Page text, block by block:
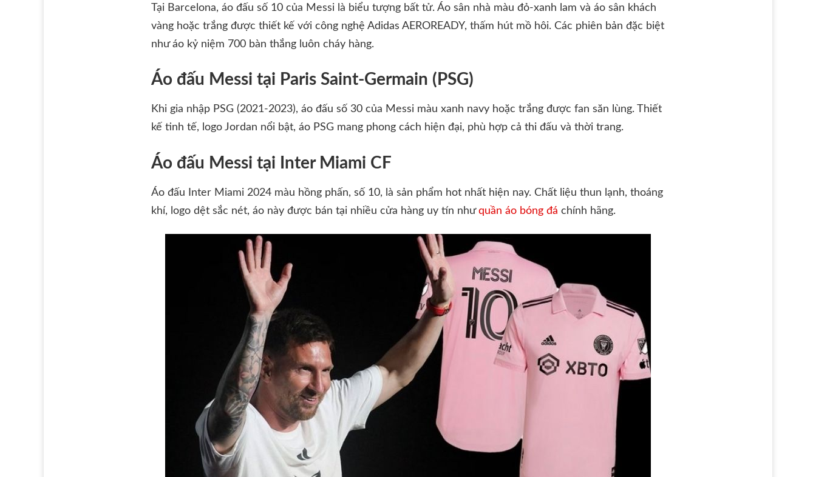
Tại Barcelona, áo đấu số 10 của Messi là biểu tượng bất tử. Áo sân nhà màu đỏ-xanh lam và áo sân khách
vàng hoặc trắng được thiết kế với công nghệ Adidas AEROREADY, thấm hút mồ hôi. Các phiên bản đặc biệt
như áo kỷ niệm 700 bàn thắng luôn cháy hàng.
Áo đấu Messi tại Paris Saint-Germain (PSG)
Khi gia nhập PSG (2021-2023), áo đấu số 30 của Messi màu xanh navy hoặc trắng được fan săn lùng. Thiết
kế tinh tế, logo Jordan nổi bật, áo PSG mang phong cách hiện đại, phù hợp cả thi đấu và thời trang.
Áo đấu Messi tại Inter Miami CF
Áo đấu Inter Miami 2024 màu hồng phấn, số 10, là sản phẩm hot nhất hiện nay. Chất liệu thun lạnh, thoáng
khí, logo dệt sắc nét, áo này được bán tại nhiều cửa hàng uy tín nhưquần áo bóng đá chính hãng.